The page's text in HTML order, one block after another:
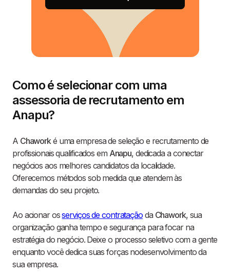
Como é selecionar com uma
assessoria de recrutamento em
Anapu?
A Chaworké uma empresa de seleção e recrutamento de
profissionais qualificados em Anapu, dedicada a conectar
negócios aos melhores candidatos da localidade.
Oferecemos métodos sob medida que atendem às
demandas do seu projeto.
Ao acionar osserviços de contrataçãoda Chawork, sua
organização ganha tempo e segurança para focar na
estratégia do negócio. Deixe o processo seletivo com a gente
enquanto você dedica suas forças nodesenvolvimento da
sua empresa.